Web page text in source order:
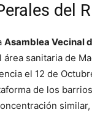
del
Asamblea Vecinal
sanitaria de
el 12 de
de los
similar,